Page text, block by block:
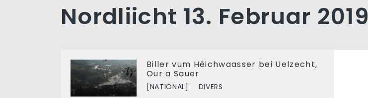
Nordliicht 13. Februar 2019
Biller vum Héichwaasser bei Uelzecht,
Our a Sauer
[NATIONAL] DIVERS